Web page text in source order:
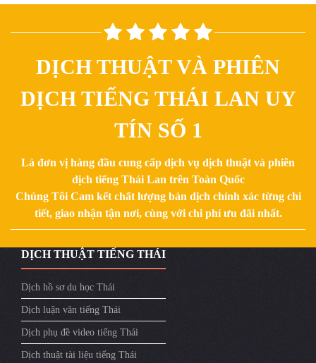
DỊCH THUẬT VÀ PHIÊN
DỊCH TIẾNG THÁI LAN UY
TÍN SỐ 1
Là đơn vị hàng đầu cung cấp dịch vụ dịch thuật và phiên
dịch tiếng Thái Lan trên Toàn Quốc
Chúng Tôi Cam kết chất lượng bản dịch chính xác từng chi
tiết, giao nhận tận nơi, cùng với chi phí ưu đãi nhất.
DỊCH THUẬT TIẾNG THÁI
Dịch hồ sơ du học Thái
Dịch luận văn tiếng Thái
Dịch phụ đề video tiếng Thái
Dịch thuật tài liệu tiếng Thái